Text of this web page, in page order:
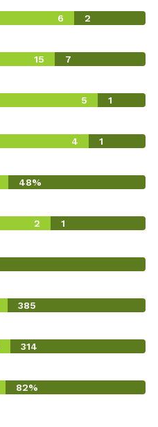
6 2
15 7
5 1
4 1
48%
2 1
385
314
82%